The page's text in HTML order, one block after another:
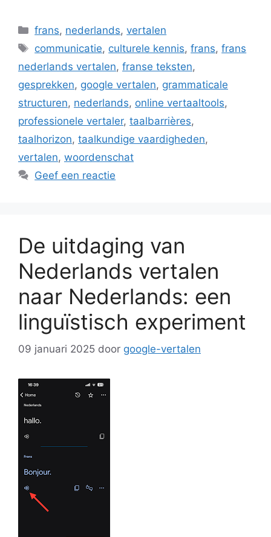
Categorieën
frans, nederlands,vertalen
Tags
communicatie, culturele kennis,frans,frans
nederlands vertalen, franse teksten,
gesprekken, google vertalen, grammaticale
structuren, nederlands, online vertaaltools,
professionele vertaler, taalbarrières,
taalhorizon, taalkundige vaardigheden,
vertalen, woordenschat
Geef een reactie
De uitdaging van
Nederlands vertalen
naar Nederlands: een
linguïstisch experiment
09 januari 2025 door google-vertalen